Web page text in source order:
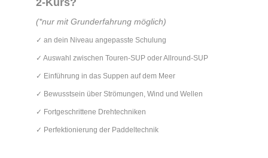
2-Kurs?
(*nur mit Grunderfahrung möglich)
✓ an dein Niveau angepasste Schulung
✓ Auswahl zwischen Touren-SUP oder Allround-SUP
✓ Einführung in das Suppen auf dem Meer
✓ Bewusstsein über Strömungen, Wind und Wellen
✓ Fortgeschrittene Drehtechniken
✓ Perfektionierung der Paddeltechnik